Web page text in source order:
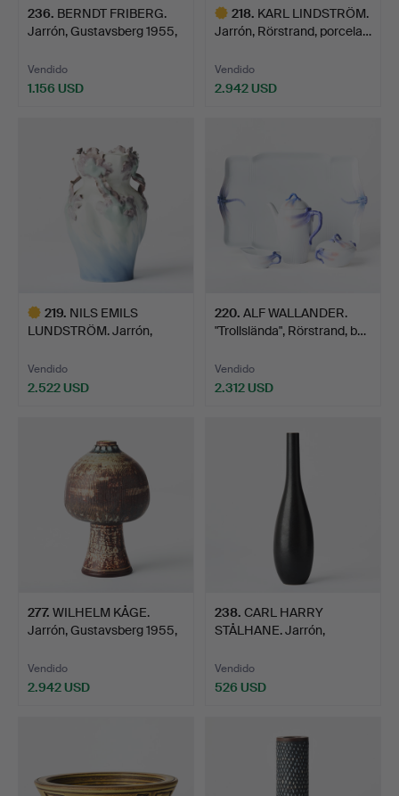
236. BERNDT FRIBERG.
Jarrón, Gustavsberg 1955,
Vendido
1.156 USD
218. KARL LINDSTRÖM.
Jarrón, Rörstrand, porcela…
Vendido
2.942 USD
219. NILS EMILS
LUNDSTRÖM. Jarrón,
Vendido
2.522 USD
220. ALF WALLANDER.
"Trollslända", Rörstrand, b…
Vendido
2.312 USD
277. WILHELM KÅGE.
Jarrón, Gustavsberg 1955,
Vendido
2.942 USD
238. CARL HARRY
STÅLHANE. Jarrón,
Vendido
526 USD